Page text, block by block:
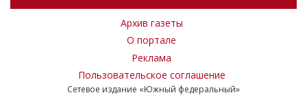
Архив газеты
О портале
Реклама
Пользовательское соглашение
Сетевое издание «Южный федеральный»